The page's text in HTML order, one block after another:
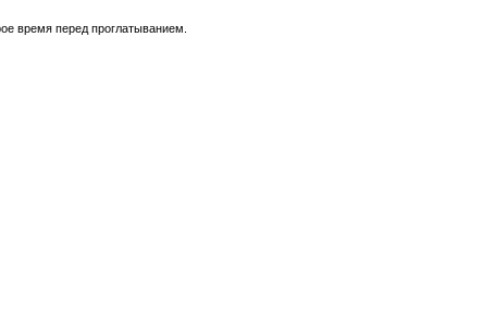
время перед проглатыванием.